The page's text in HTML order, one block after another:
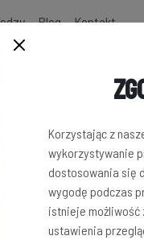
Blog Kontakt
Korzystając z
wykorzystywanie
dostosowania się
wygodę podczas
istnieje możliwość
ustawienia